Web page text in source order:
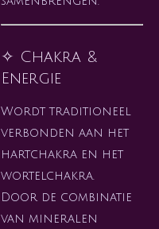
✧ Chakra &
Energie
Wordt traditioneel
verbonden aan het
hartchakra en het
wortelchakra.
Door de combinatie
van mineralen